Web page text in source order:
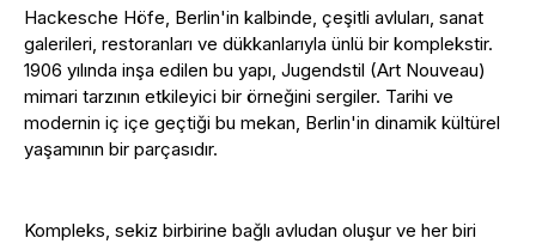
Hackesche Höfe, Berlin'in kalbinde, çeşitli avluları, sanat
galerileri, restoranları ve dükkanlarıyla ünlü bir komplekstir.
1906 yılında inşa edilen bu yapı, Jugendstil (Art Nouveau)
mimari tarzının etkileyici bir örneğini sergiler. Tarihi ve
modernin iç içe geçtiği bu mekan, Berlin'in dinamik kültürel
yaşamının bir parçasıdır.
Kompleks, sekiz birbirine bağlı avludan oluşur ve her biri